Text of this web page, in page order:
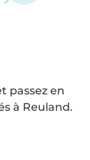
passez en
à Reuland.